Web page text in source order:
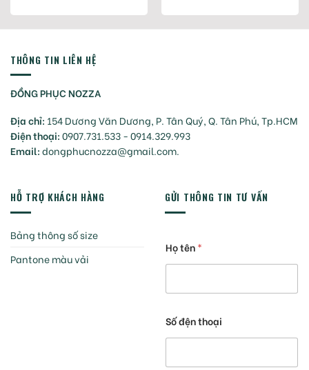
THÔNG TIN LIÊN HỆ
ĐỒNG PHỤC NOZZA
Địa chỉ: 154 Dương Văn Dương, P. Tân Quý, Q. Tân Phú, Tp.HCM
Điện thoại:0907.731.533 - 0914.329.993
Email:dongphucnozza@gmail.com.
HỖ TRỢ KHÁCH HÀNG
Bảng thông số size
Pantone màu vải
GỬI THÔNG TIN TƯ VẤN
Họ tên*
Số đện thoại